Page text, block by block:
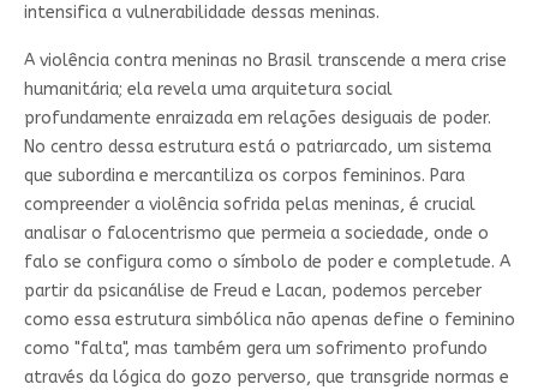
intensifica a vulnerabilidade dessas meninas.
A violência contra meninas no Brasil transcende a mera crise
humanitária; ela revela uma arquitetura social
profundamente enraizada em relações desiguais de poder.
No centro dessa estrutura está o patriarcado, um sistema
que subordina e mercantiliza os corpos femininos. Para
compreender a violência sofrida pelas meninas, é crucial
analisar o falocentrismo que permeia a sociedade, onde o
falo se configura como o símbolo de poder e completude. A
partir da psicanálise de Freud e Lacan, podemos perceber
como essa estrutura simbólica não apenas define o feminino
como "falta", mas também gera um sofrimento profundo
através da lógica do gozo perverso, que transgride normas e